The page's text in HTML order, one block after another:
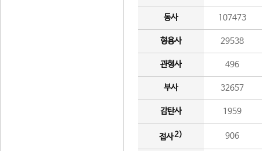
동사 107473
형용사 29538
관형사 496
부사 32657
감탄사 1959
접사2) 906